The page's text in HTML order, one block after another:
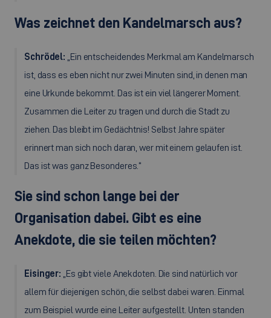
Was zeichnet den Kandelmarsch aus?
Schrödel: „Ein entscheidendes Merkmal am Kandelmarsch
ist, dass es eben nicht nur zwei Minuten sind, in denen man
eine Urkunde bekommt. Das ist ein viel längerer Moment.
Zusammen die Leiter zu tragen und durch die Stadt zu
ziehen. Das bleibt im Gedächtnis! Selbst Jahre später
erinnert man sich noch daran, wer mit einem gelaufen ist.
Das ist was ganz Besonderes.“
Sie sind schon lange bei der
Organisation dabei. Gibt es eine
Anekdote, die sie teilen möchten?
Eisinger: „Es gibt viele Anekdoten. Die sind natürlich vor
allem für diejenigen schön, die selbst dabei waren. Einmal
zum Beispiel wurde eine Leiter aufgestellt. Unten standen